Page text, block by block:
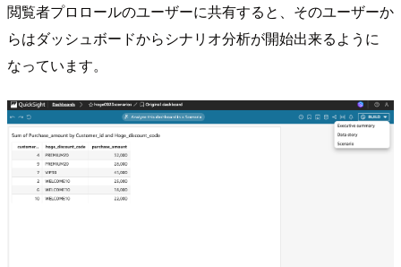
閲覧者プロロールのユーザーに共有すると、そのユーザーか
らはダッシュボードからシナリオ分析が開始出来るように
なっています。